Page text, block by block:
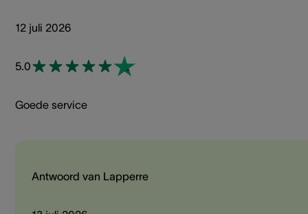
12 juli 2026
5.0
Goede service
Antwoord van Lapperre